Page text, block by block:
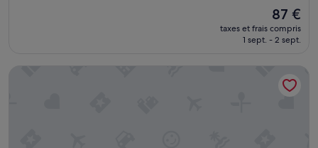
Le
nouveau
prix
87 €
taxes et frais compris
1 sept. - 2 sept.
Maison d'hôtes 'Chambre' avec terrasse privée, jardin